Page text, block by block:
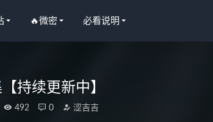
🔥微密 必看说明
持续更新中】
492 0 涩吉吉